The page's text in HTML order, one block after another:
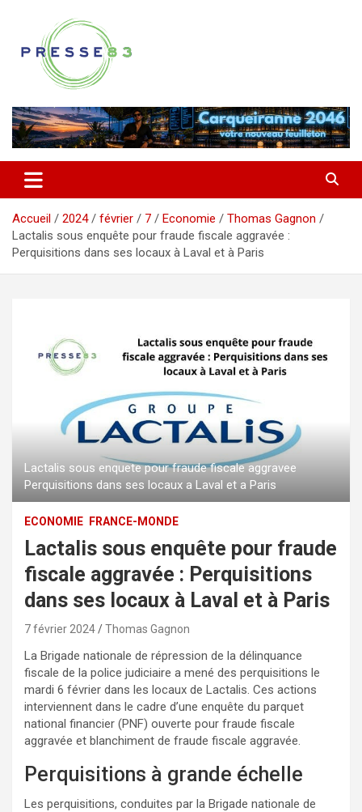
contenu
Presse 83
Accueil 2024 février 7 Economie
Thomas Gagnon
Lactalis sous enquête pour fraude fiscale aggravée :
Perquisitions dans ses locaux à Laval et à Paris
Lactalis sous enquete pour fraude fiscale aggravee
Perquisitions dans ses locaux a Laval et a Paris
ECONOMIE FRANCE-MONDE
Lactalis sous enquête pour fraude
fiscale aggravée : Perquisitions
dans ses locaux à Laval et à Paris
7 février 2024 Thomas Gagnon
La Brigade nationale de répression de la délinquance
fiscale de la police judiciaire a mené des perquisitions le
mardi 6 février dans les locaux de Lactalis. Ces actions
interviennent dans le cadre d’une enquête du parquet
national financier (PNF) ouverte pour fraude fiscale
aggravée et blanchiment de fraude fiscale aggravée.
Perquisitions à grande échelle
Les perquisitions, conduites par la Brigade nationale de